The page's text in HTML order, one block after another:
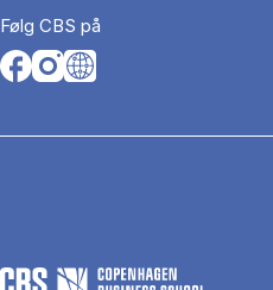
Følg CBS på
Opens in a new tab
Opens in a new tab
Opens in a new tab